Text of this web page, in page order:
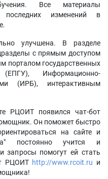
Все материалы
изменений в
улучшена. В разделе
с прямым доступом
порталом государственных
Информационно-
(ИРБ), интерактивным
РЦОИТ появился чат-бот
Он поможет быстро
на сайте и
постоянно учится и
запросы помогут ей стать
РЦОИТhttp://www.rcoit.ru и